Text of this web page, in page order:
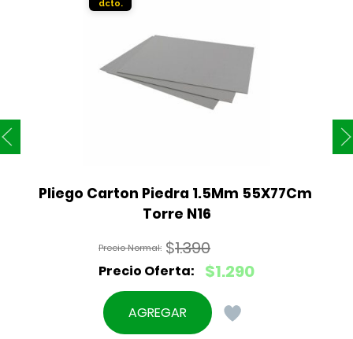
Pliego Carton Piedra 1.5Mm 55X77Cm
Torre N16
$1.390
El
precio
original
$1.290
El
precio
actual
AGREGAR